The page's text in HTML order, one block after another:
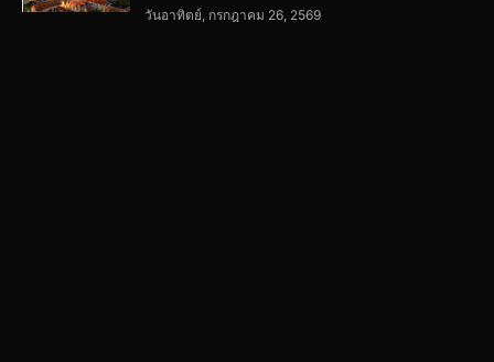
วันอาทิตย์, กรกฎาคม 26, 2569